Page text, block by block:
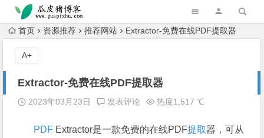
跳转到主内容
首页 资源推荐 推荐网站 Extractor-免费在线PDF提取器
Extractor-免费在线PDF提取器
2023年03月23日 发表评论 热度1,517 ℃
PDF Extractor是一款免费的在线PDF提取器，可从
A+